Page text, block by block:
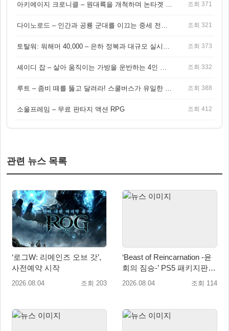
조회 371
조회 321
조회 373
조회 332
조회 388
소울프레임 – 무료 판타지 액션 RPG 조회 412
관련 뉴스 목록
‘로그W: 리메인즈 오브 갓’,
사전예약 시작
2026.08.04 조회 203
‘Beast of Reincarnation -윤
회의 짐승-’ PS5 패키지판 8
월 4일 금일 발매
2026.08.04 조회 114